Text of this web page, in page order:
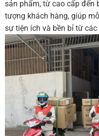
sản phẩm, từ cao cấp đến
tượng khách hàng, giúp
sự tiện ích và bền bỉ từ